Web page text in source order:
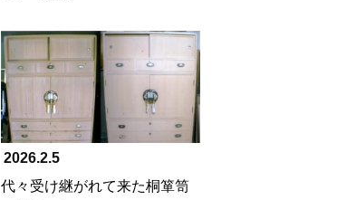
2026.2.5
代々受け継がれて来た桐箪笥